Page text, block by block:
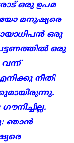
ഒരു ഉപമ
മനുഷ്യരെ
ഒരു
ഒരു
നീതി
ഞാന്‍